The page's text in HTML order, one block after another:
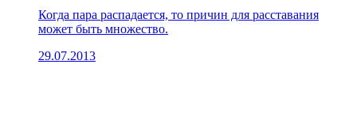
Когда пара распадается, то причин для расставания
может быть множество.
29.07.2013